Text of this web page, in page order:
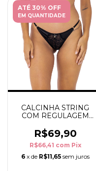
ATÉ 30% OFF
EM QUANTIDADE
CALCINHA STRING
COM REGULAGEM
R$69,90
R$66,41 com Pix
6 x de R$11,65 sem juros